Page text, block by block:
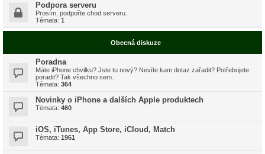
Podpora serveru
Prosím, podpořte chod serveru..
Témata: 1
Obecná diskuze
Poradna
Máte iPhone chvilku? Jste tu nový? Nevíte kam dotaz zařadit? Potřebujete
poradit? Tak všechno sem.
Témata: 364
Novinky o iPhone a dalších Apple produktech
Témata: 460
iOS, iTunes, App Store, iCloud, Match
Témata: 1961